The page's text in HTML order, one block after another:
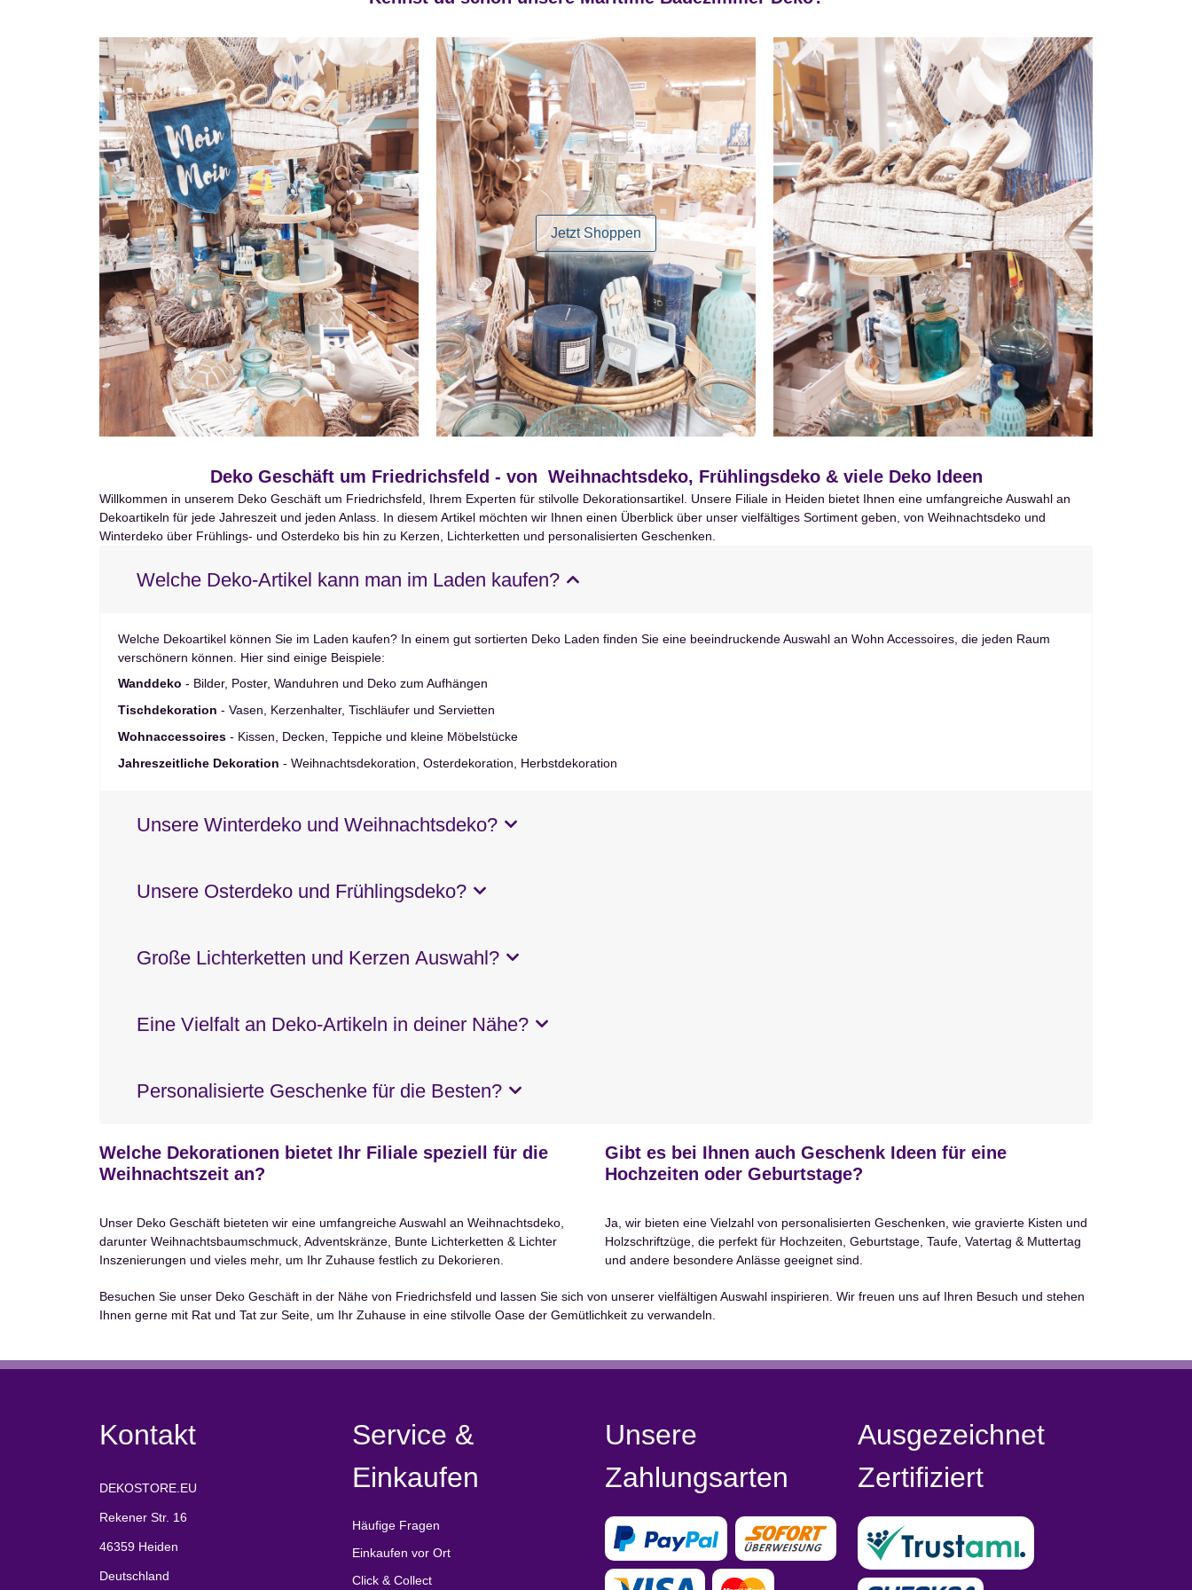
Jetzt Shoppen
Deko Geschäft um Friedrichsfeld - von Weihnachtsdeko, Frühlingsdeko & viele Deko Ideen
Willkommen in unserem Deko Geschäft um Friedrichsfeld, Ihrem Experten für stilvolle Dekorationsartikel. Unsere Filiale in Heiden bietet Ihnen eine umfangreiche Auswahl an
Dekoartikeln für jede Jahreszeit und jeden Anlass. In diesem Artikel möchten wir Ihnen einen Überblick über unser vielfältiges Sortiment geben, von Weihnachtsdeko und
Winterdeko über Frühlings- und Osterdeko bis hin zu Kerzen, Lichterketten und personalisierten Geschenken.
Welche Deko-Artikel kann man im Laden kaufen?
Welche Dekoartikel können Sie im Laden kaufen? In einem gut sortierten Deko Laden finden Sie eine beeindruckende Auswahl an Wohn Accessoires, die jeden Raum
verschönern können. Hier sind einige Beispiele:
Wanddeko - Bilder, Poster, Wanduhren und Deko zum Aufhängen
Tischdekoration - Vasen, Kerzenhalter, Tischläufer und Servietten
Wohnaccessoires - Kissen, Decken, Teppiche und kleine Möbelstücke
Jahreszeitliche Dekoration - Weihnachtsdekoration, Osterdekoration, Herbstdekoration
Unsere Winterdeko und Weihnachtsdeko?
Unsere Osterdeko und Frühlingsdeko?
Große Lichterketten und Kerzen Auswahl?
Eine Vielfalt an Deko-Artikeln in deiner Nähe?
Personalisierte Geschenke für die Besten?
Welche Dekorationen bietet Ihr Filiale speziell für die
Weihnachtszeit an?
Unser Deko Geschäft bieteten wir eine umfangreiche Auswahl an Weihnachtsdeko,
darunter Weihnachtsbaumschmuck, Adventskränze, Bunte Lichterketten & Lichter
Inszenierungen und vieles mehr, um Ihr Zuhause festlich zu Dekorieren.
Gibt es bei Ihnen auch Geschenk Ideen für eine
Hochzeiten oder Geburtstage?
Ja, wir bieten eine Vielzahl von personalisierten Geschenken, wie gravierte Kisten und
Holzschriftzüge, die perfekt für Hochzeiten, Geburtstage, Taufe, Vatertag & Muttertag
und andere besondere Anlässe geeignet sind.
Besuchen Sie unser Deko Geschäft in der Nähe von Friedrichsfeld und lassen Sie sich von unserer vielfältigen Auswahl inspirieren. Wir freuen uns auf Ihren Besuch und stehen
Ihnen gerne mit Rat und Tat zur Seite, um Ihr Zuhause in eine stilvolle Oase der Gemütlichkeit zu verwandeln.
Kontakt
DEKOSTORE.EU
Rekener Str. 16
46359 Heiden
Deutschland
Service &
Einkaufen
Häufige Fragen
Einkaufen vor Ort
Click & Collect
Unsere
Zahlungsarten
Ausgezeichnet
Zertifiziert